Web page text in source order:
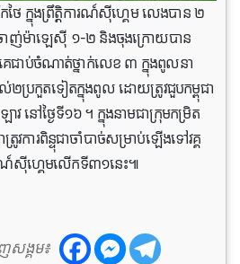
ថៃ ក្នុងព្រឹត្តិការណ៍ស៊ីហ្គេម លេងបាន ២
ាញ់ម៉ាឡេស៊ី ១-២ និងចុងក្រោយបាន
េជាប់ចំណាត់ថ្នាក់លេខ ៣ ក្នុងពូលនា
២ប្រកួតទៀតក្នុងពូល ដោយត្រូវជួបកម្ពុជា
វ នៅថ្ងៃទី១៦ ។ ក្នុងនាមជាក្រុមកម្រិត
វការពិន្ទុជាចាំបាច់សម្រាប់ឡើងទៅវគ្គ
រណ៍ស៊ីហ្គេមលើកទី៣១នេះ៕
សង្គម៖